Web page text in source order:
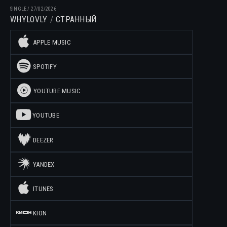
SINGLE/ 27/02/2026
WHYLOVLY СТРАННЫЙ
APPLE MUSIC
SPOTIFY
YOUTUBE MUSIC
YOUTUBE
DEEZER
YANDEX
ITUNES
KION